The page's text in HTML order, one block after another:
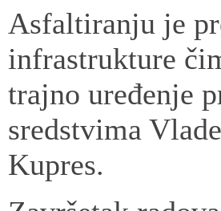
Asfaltiranju je
infrastrukture
trajno uređenje
sredstvima
Kupres.